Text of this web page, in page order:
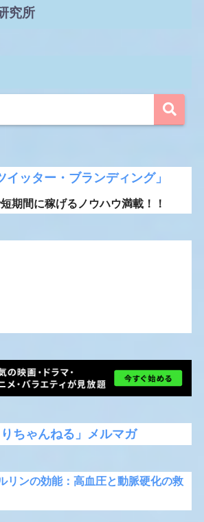
究所
イッター・ブランディング」
期間に稼げるノウハウ満載！！
りちゃんねる」メルマガ
リンの効能：高血圧と動脈硬化の救